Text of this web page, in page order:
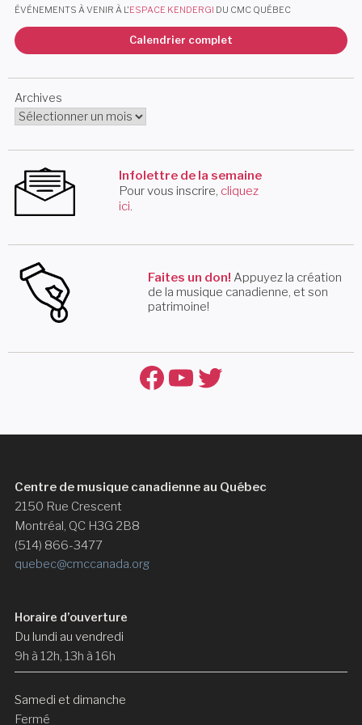
ÉVÉNEMENTS À VENIR À L'ESPACE KENDERGI DU CMC QUÉBEC
Calendrier complet
Archives
Infolettre de la semaine
Pour vous inscrire, cliquez
ici.
Faites un don! Appuyez la création
de la musique canadienne, et son
patrimoine!
Facebook
YouTube
Twitter
Centre de musique canadienne au Québec
2150 Rue Crescent
Montréal, QC H3G 2B8
(514) 866-3477
quebec@cmccanada.org
Horaire d’ouverture
Du lundi au vendredi
9h à 12h, 13h à 16h
Samedi et dimanche
Fermé